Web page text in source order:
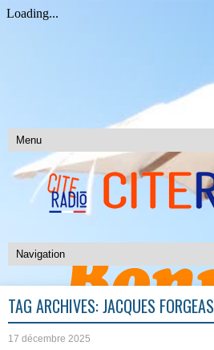
TAG ARCHIVES:JACQUES FORGEAS
17 décembre 2025